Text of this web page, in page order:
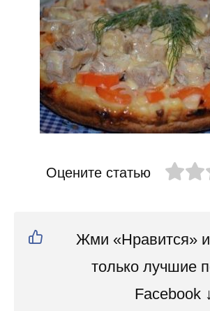
Оцените статью
Жми «Нравится»
только лучшие
Facebook ↓